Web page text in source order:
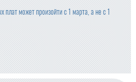
плат может произойти с 1 марта, а не с 1